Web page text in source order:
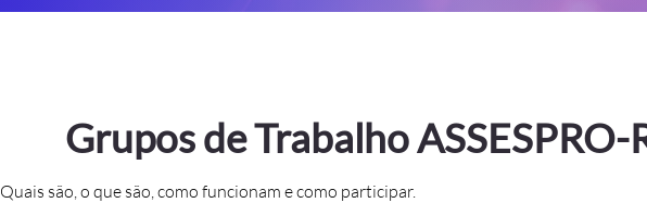
Grupos de Trabalho ASSESPRO-
Quais são, o que são, como funcionam e como participar.